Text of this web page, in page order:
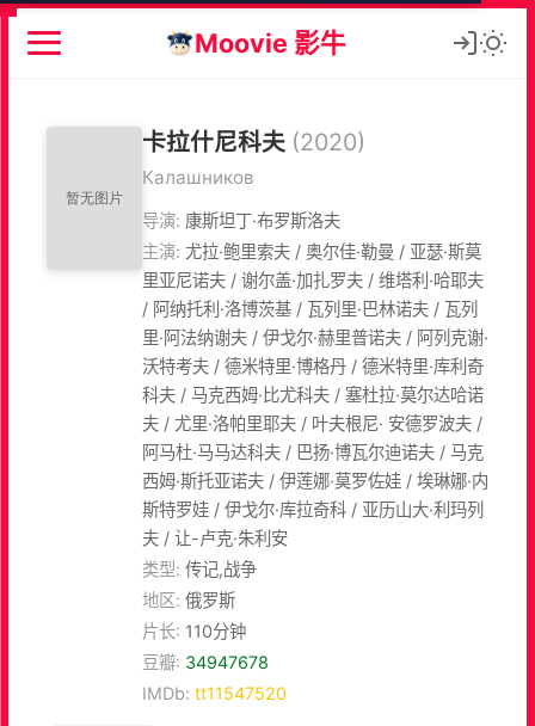
Moovie 影牛
卡拉什尼科夫 (2020)
Калашников
导演: 康斯坦丁·布罗斯洛夫
主演: 尤拉·鲍里索夫 / 奥尔佳·勒曼 / 亚瑟·斯莫
里亚尼诺夫 / 谢尔盖·加扎罗夫 / 维塔利·哈耶夫
/ 阿纳托利·洛博茨基 / 瓦列里·巴林诺夫 / 瓦列
里·阿法纳谢夫 / 伊戈尔·赫里普诺夫 / 阿列克谢·
沃特考夫 / 德米特里·博格丹 / 德米特里·库利奇
科夫 / 马克西姆·比尤科夫 / 塞杜拉·莫尔达哈诺
夫 / 尤里·洛帕里耶夫 / 叶夫根尼· 安德罗波夫 /
阿马杜·马马达科夫 / 巴扬·博瓦尔迪诺夫 / 马克
西姆·斯托亚诺夫 / 伊莲娜·莫罗佐娃 / 埃琳娜·内
斯特罗娃 / 伊戈尔·库拉奇科 / 亚历山大·利玛列
夫 / 让-卢克·朱利安
类型: 传记,战争
地区: 俄罗斯
片长: 110分钟
豆瓣: 34947678
IMDb: tt11547520